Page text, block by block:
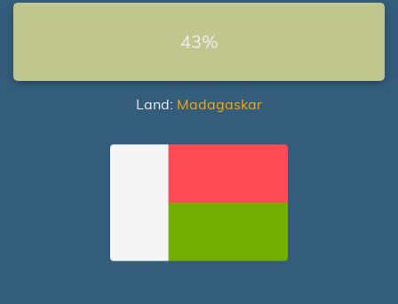
43%
Land: Madagaskar